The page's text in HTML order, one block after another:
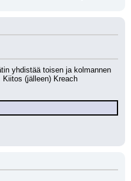
yhdistää toisen ja kolmannen
(jälleen) Kreach